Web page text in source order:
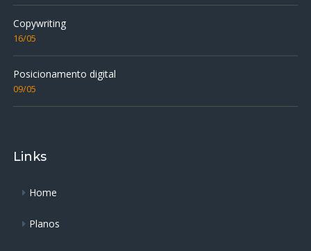
Copywriting
16/05
Posicionamento digital
09/05
Links
Home
Planos